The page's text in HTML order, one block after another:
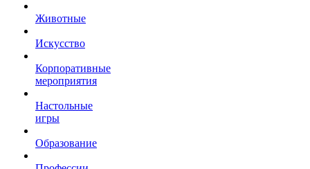
Животные
Искусство
Корпоративные
мероприятия
Настольные
игры
Образование